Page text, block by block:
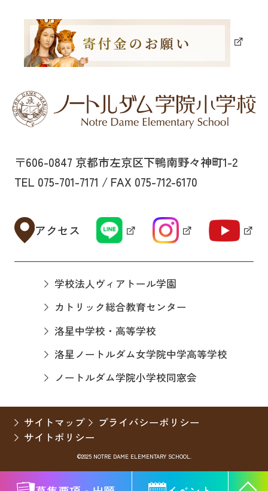
〒606-0847 京都市左京区下鴨南野々神町1-2
TEL 075-701-7171 / FAX 075-712-6170
アクセス
学校法人ヴィアトール学園
カトリック総合教育センター
洛星中学校・高等学校
洛星ノートルダム女学院中学高等学校
ノートルダム学院小学校同窓会
サイトマップ
プライバシーポリシー
サイトポリシー
©2025 NOTRE DAME ELEMENTARY SCHOOL.